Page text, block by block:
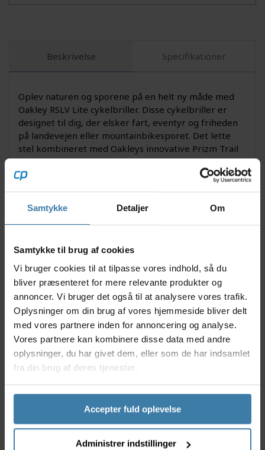
Samtykke Detaljer Om
Samtykke til brug af cookies
Vi bruger cookies til at tilpasse vores indhold, så du
bliver præsenteret for mere relevante produkter og
annoncer. Vi bruger det også til at analysere vores trafik.
Oplysninger om din brug af vores hjemmeside bliver delt
med vores partnere inden for annoncering og analyse.
Vores partnere kan kombinere disse data med andre
oplysninger, du har givet dem, eller som de har indsamlet
fra din brug af deres tjenester.
Accepter fuld oplevelse
Administrer indstillinger
Beskrivelse Specifikationer
Oplev naturen og sporene på en helt ny måde med
Oakley RSLV Lite cykelbriller. Disse cykelbriller er
designet til dig, der elsker fart, eventyr og friheden
på landevejen eller mountainbikesporet. Det lette
stel kombineret med Oakleys innovative Prizm Trail
Torch-linse giver dig en skarp og farverig oplevelse,
der fremhæver detaljer og kontraster i varierende
moderne, stilrent udtryk.
Prizm Trail Torch-linse optimerer kontrast og
synlighed i varieret terræn
Letvægtsstel giver komfort selv på længere ture
Designet til maksimal luftgennemstrømning og
mindre dug
Slidstærke materialer tilpasset cykling og
udendørs eventyr
100% UV-beskyttelse beskytter dine øjne mod
solens stråler
Anvendelse
Oakley RSLV Lite cykelbriller henvender sig til både
passionerede mountainbike- og landevejscyklister,
der ønsker klare synsforhold og komfort under alle